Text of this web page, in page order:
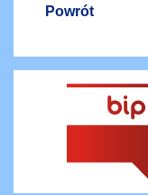
Powrót